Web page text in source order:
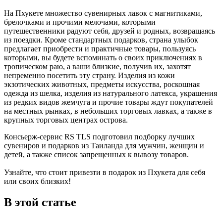
На Пхукете множество сувенирных лавок с магнитиками,
брелочками и прочими мелочами, которыми
путешественники радуют себя, друзей и родных, возвращаясь
из поездки. Кроме стандартных подарков, страна улыбок
предлагает приобрести и практичные товары, пользуясь
которыми, вы будете вспоминать о своих приключениях в
тропическом раю, а ваши близкие, получив их, захотят
непременно посетить эту страну. Изделия из кожи
экзотических животных, предметы искусства, роскошная
одежда из шелка, изделия из натурального латекса, украшения
из редких видов жемчуга и прочие товары ждут покупателей
на местных рынках, в небольших торговых лавках, а также в
крупных торговых центрах острова.
Консьерж-сервис RS TLS подготовил подборку лучших
сувениров и подарков из Таиланда для мужчин, женщин и
детей, а также список запрещенных к вывозу товаров.
Узнайте, что стоит привезти в подарок из Пхукета для себя
или своих близких!
В этой статье